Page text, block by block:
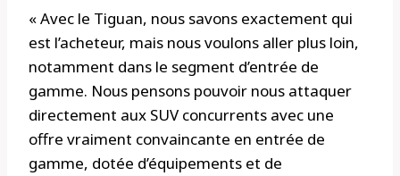
« Avec le Tiguan, nous savons exactement qui
est l’acheteur, mais nous voulons aller plus loin,
notamment dans le segment d’entrée de
gamme. Nous pensons pouvoir nous attaquer
directement aux SUV concurrents avec une
offre vraiment convaincante en entrée de
gamme, dotée d’équipements et de